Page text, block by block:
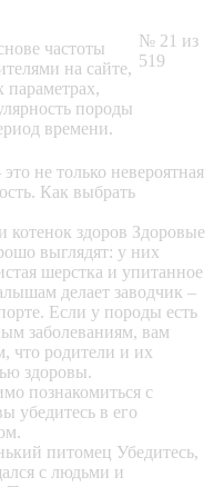
частоты
на сайте,
параметрах,
породы
времени.
№ 21 из
519
не только невероятная
Как выбрать
котенок здоров Здоровые
выглядят: у них
шерстка и упитанное
делает заводчик –
Если у породы есть
заболеваниям, вам
что родители и их
здоровы.
познакомиться с
убедитесь в его
питомец Убедитесь,
с людьми и